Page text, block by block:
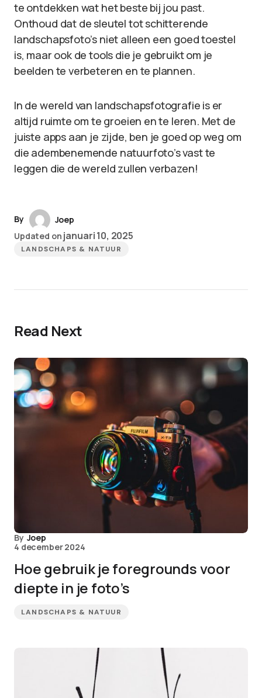
te ontdekken wat het beste bij jou past.
Onthoud dat de sleutel tot schitterende
landschapsfoto’s niet alleen een goed toestel
is, maar ook de tools die je gebruikt om je
beelden te verbeteren en te plannen.
In de wereld van landschapsfotografie is er
altijd ruimte om te groeien en te leren. Met de
juiste apps aan je zijde, ben je goed op weg om
die adembenemende natuurfoto’s vast te
leggen die de wereld zullen verbazen!
By
Joep
Updated on januari 10, 2025
LANDSCHAPS & NATUUR
Read Next
By Joep
4 december 2024
Hoe gebruik je foregrounds voor
diepte in je foto’s
LANDSCHAPS & NATUUR